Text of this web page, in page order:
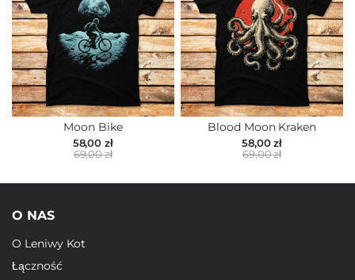
Moon Bike
58,00 zł
69,00 zł
Blood Moon Kraken
58,00 zł
69,00 zł
O NAS
O Leniwy Kot
Łączność